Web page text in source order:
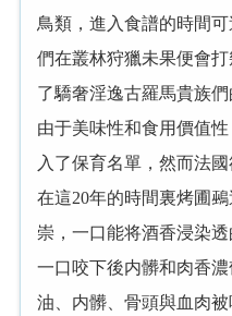
鳥類，進入食譜的時間
們在叢林狩獵未果便會
了驕奢淫逸古羅馬貴族們
由于美味性和食用價值
入了保育名單，然而法
在這20年的時間裏烤圃
崇，一口能将酒香浸染
一口咬下後内髒和肉香
油、内髒、骨頭與血肉